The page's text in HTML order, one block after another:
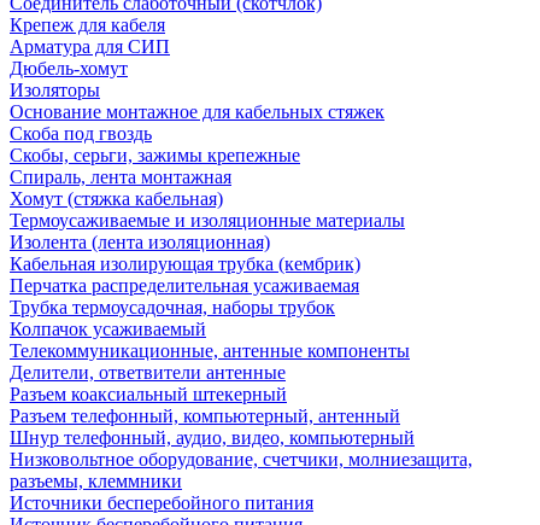
Крепеж для кабеля
Арматура для СИП
Дюбель-хомут
Изоляторы
Основание монтажное для кабельных стяжек
Скоба под гвоздь
Скобы, серьги, зажимы крепежные
Спираль, лента монтажная
Хомут (стяжка кабельная)
Термоусаживаемые и изоляционные материалы
Изолента (лента изоляционная)
Кабельная изолирующая трубка (кембрик)
Перчатка распределительная усаживаемая
Трубка термоусадочная, наборы трубок
Колпачок усаживаемый
Телекоммуникационные, антенные компоненты
Делители, ответвители антенные
Разъем коаксиальный штекерный
Разъем телефонный, компьютерный, антенный
Шнур телефонный, аудио, видео, компьютерный
Низковольтное оборудование, счетчики, молниезащита,
разъемы, клеммники
Источники бесперебойного питания